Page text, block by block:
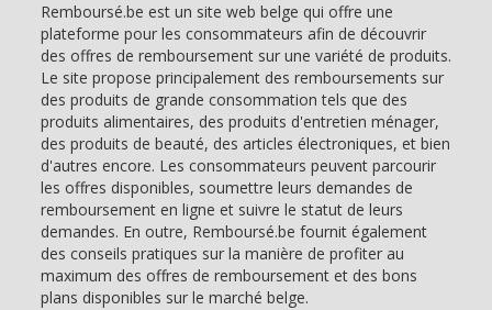
Remboursé.be est un site web belge qui offre une
plateforme pour les consommateurs afin de découvrir
des offres de remboursement sur une variété de produits.
Le site propose principalement des remboursements sur
des produits de grande consommation tels que des
produits alimentaires, des produits d'entretien ménager,
des produits de beauté, des articles électroniques, et bien
d'autres encore. Les consommateurs peuvent parcourir
les offres disponibles, soumettre leurs demandes de
remboursement en ligne et suivre le statut de leurs
demandes. En outre, Remboursé.be fournit également
des conseils pratiques sur la manière de profiter au
maximum des offres de remboursement et des bons
plans disponibles sur le marché belge.